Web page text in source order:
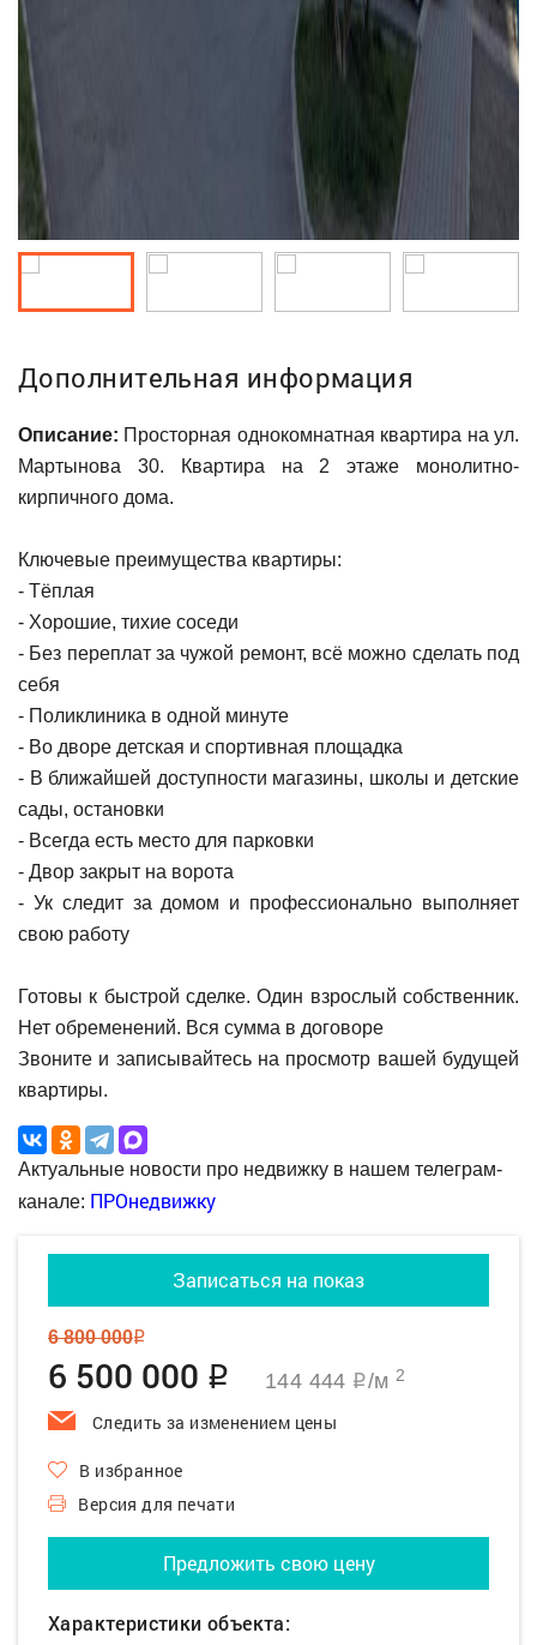
Дополнительная информация
Описание: Просторная однокомнатная квартира на ул.
Мартынова 30. Квартира на 2 этаже монолитно-
кирпичного дома.
Ключевые преимущества квартиры:
- Тёплая
- Хорошие, тихие соседи
- Без переплат за чужой ремонт, всё можно сделать под
себя
- Поликлиника в одной минуте
- Во дворе детская и спортивная площадка
- В ближайшей доступности магазины, школы и детские
сады, остановки
- Всегда есть место для парковки
- Двор закрыт на ворота
- Ук следит за домом и профессионально выполняет
свою работу
Готовы к быстрой сделке. Один взрослый собственник.
Нет обременений. Вся сумма в договоре
Звоните и записывайтесь на просмотр вашей будущей
квартиры.
Актуальные новости про недвижку в нашем телеграм-
канале: ПРОнедвижку
Записаться на показ
6 800 000q
6 500 000 q 144 444 q/м 2
Следить за изменением цены
В избранное
Версия для печати
Предложить свою цену
Характеристики объекта: